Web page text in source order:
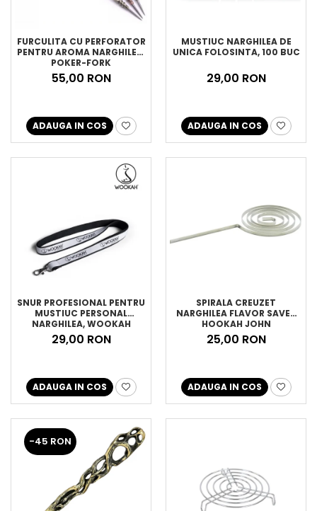
FURCULITA CU PERFORATOR
PENTRU AROMA NARGHILEA,
POKER-FORK
55,00 RON
ADAUGA IN COS
MUSTIUC NARGHILEA DE
UNICA FOLOSINTA, 100 BUC
29,00 RON
ADAUGA IN COS
SNUR PROFESIONAL PENTRU
MUSTIUC PERSONAL
NARGHILEA, WOOKAH
29,00 RON
ADAUGA IN COS
SPIRALA CREUZET
NARGHILEA FLAVOR SAVER
HOOKAH JOHN
25,00 RON
ADAUGA IN COS
-45 RON